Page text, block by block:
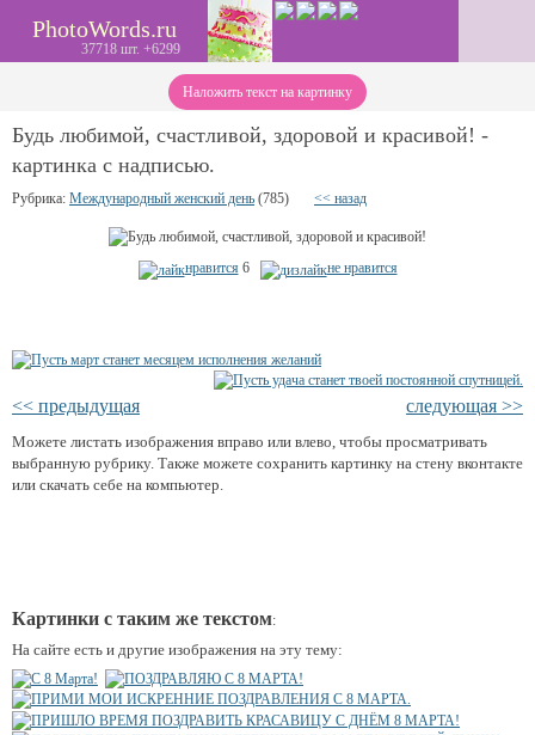
PhotoWords.ru
37718 шт. +6299
Наложить текст на картинку
Будь любимой, счастливой, здоровой и красивой! -
картинка с надписью.
Рубрика: Международный женский день (785) << назад
нравится 6 не нравится
<< предыдущая следующая >>
Можете листать изображения вправо или влево, чтобы просматривать
выбранную рубрику. Также можете сохранить картинку на стену вконтакте
или скачать себе на компьютер.
Картинки с таким же текстом:
На сайте есть и другие изображения на эту тему: